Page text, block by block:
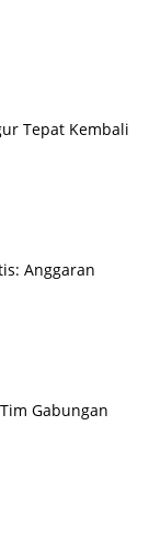
Tepat Kembali
Anggaran
Gabungan